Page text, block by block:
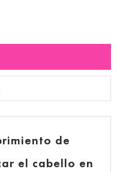
de
el cabello en